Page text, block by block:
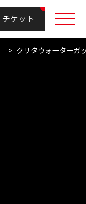
チケット
クリタウォーターガ